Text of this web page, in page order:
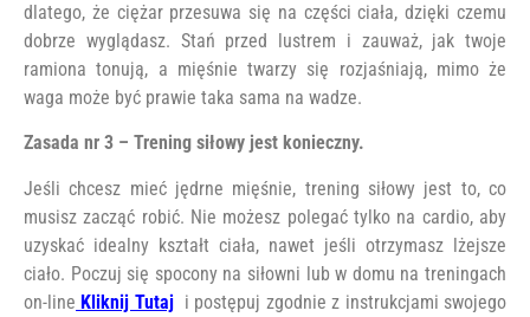
dlatego, że ciężar przesuwa się na części ciała, dzięki czemu
dobrze wyglądasz. Stań przed lustrem i zauważ, jak twoje
ramiona tonują, a mięśnie twarzy się rozjaśniają, mimo że
waga może być prawie taka sama na wadze.
Zasada nr 3 – Trening siłowy jest konieczny.
Jeśli chcesz mieć jędrne mięśnie, trening siłowy jest to, co
musisz zacząć robić. Nie możesz polegać tylko na cardio, aby
uzyskać idealny kształt ciała, nawet jeśli otrzymasz lżejsze
ciało. Poczuj się spocony na siłowni lub w domu na treningach
on-line Kliknij Tutaji postępuj zgodnie z instrukcjami swojego